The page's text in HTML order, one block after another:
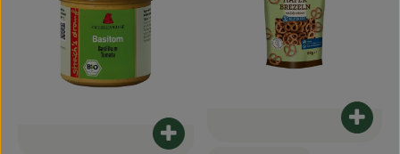
Produkt zum Warenkorb